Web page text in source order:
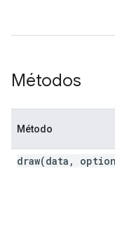
Métodos
Método
draw(data ,